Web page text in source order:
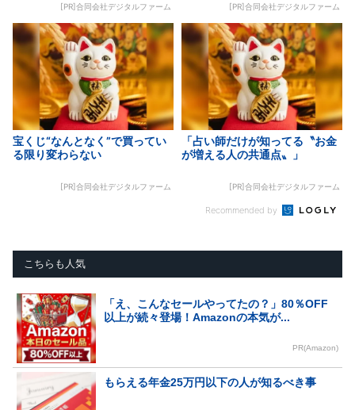
[PR]合同会社デジタルファーム [PR]合同会社デジタルファーム
宝くじ“なんとなく”で買ってい
る限り変わらない
[PR]合同会社デジタルファーム
「占い師だけが知ってる〝お金
が増える人の共通点〟」
[PR]合同会社デジタルファーム
Recommended by
こちらも人気
「え、こんなセールやってたの？」80％OFF
以上が続々登場！Amazonの本気が...
PR(Amazon)
もらえる年金25万円以下の人が知るべき事